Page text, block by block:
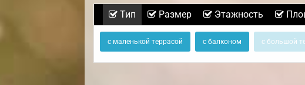
Тип Размер Этажность
с маленькой террасой с балконом с большой